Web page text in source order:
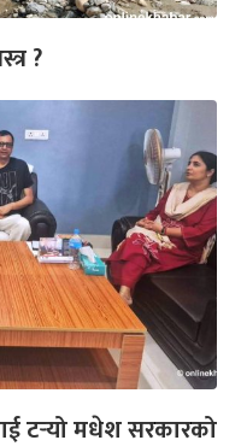
?
टर्‍यो मधेश सरकारको